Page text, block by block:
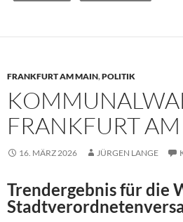
FRANKFURT AM MAIN,POLITIK
FRANKFURT
16. MÄRZ 2026 JÜRGEN LANGE
Trendergebnis für die